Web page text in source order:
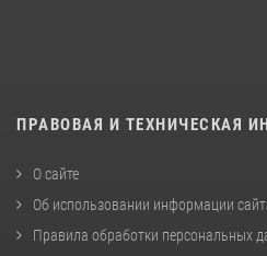
ПРАВОВАЯ И ТЕХНИЧЕСКАЯ
О сайте
Об использовании информации
Правила обработки персональных